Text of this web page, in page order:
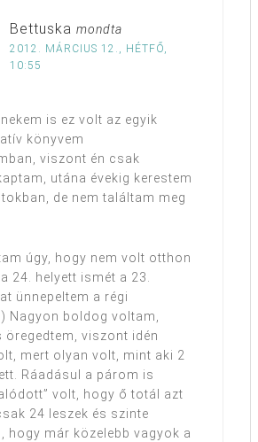
Bettuska mondta
2012. MÁRCIUS 12., HÉTFŐ,
10:55
is ez volt az egyik
könyvem
viszont én csak
utána évekig kerestem
de nem találtam meg
úgy, hogy nem volt otthon
24. helyett ismét a 23.
ünnepeltem a régi
Nagyon boldog voltam,
öregedtem, viszont idén
mert olyan volt, mint aki 2
Ráadásul a párom is
volt, hogy ő totál azt
24 leszek és szinte
hogy már közelebb vagyok a